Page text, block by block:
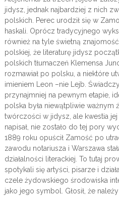
jidysz, jednak najbardziej z nich
polskich. Perec urodził się w
haskali. Oprócz tradycyjnego
również na tyle świetną
polskiej, że literaturę jidysz
polskich tłumaczeń Klemensa
rozmawiał po polsku, a niektóre
imieniem Leon –nie Lejb.
przynajmniej na pewnym etapie,
polska była niewątpliwie ważnym
twórczości w jidysz, ale kwestia jej
napisał, nie zostało do tej pory
1889 roku opuścił Zamość po
zawodu notariusza i Warszawa
działalności literackiej. To tutaj
spotykali się artyści, pisarze i
czele żydowskiego środowiska
jako jego symbol. Głosił, że